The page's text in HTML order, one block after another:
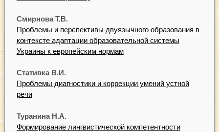
Смирнова Т.В.
Проблемы и перспективы двуязычного образования в
контексте адаптации образовательной системы
Украины к европейским нормам
Стативка В.И.
Проблемы диагностики и коррекции умений устной
речи
Туранина Н.А.
Формирование лингвистической компетентности